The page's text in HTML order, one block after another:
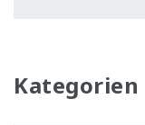
Kategorien